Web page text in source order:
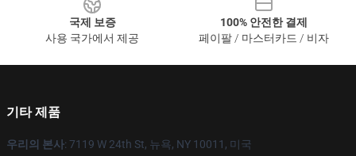
국제 보증
사용 국가에서 제공
100% 안전한 결제
페이팔 / 마스터카드 / 비자
기타 제품
우리의 본사: 7119 W 24th St, 뉴욕, NY 10011, 미국